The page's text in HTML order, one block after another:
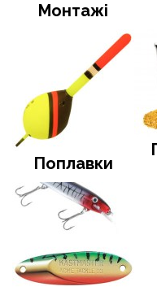
Монтажі
Поплавки